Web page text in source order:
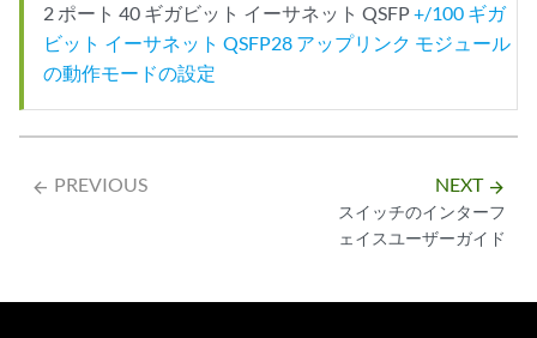
2 ポート 40 ギガビット イーサネット QSFP+/100 ギガ
ビット イーサネット QSFP28 アップリンク モジュール
の動作モードの設定
arrow_backward PREVIOUS NEXT arrow_forward
スイッチのインターフ
ェイスユーザーガイド